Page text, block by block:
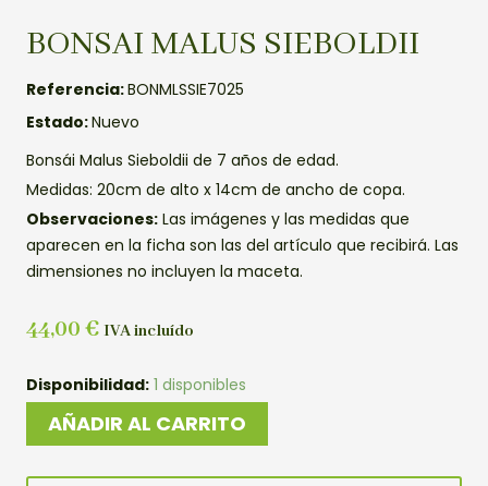
BONSAI MALUS SIEBOLDII
Referencia:BONMLSSIE7025
Estado:Nuevo
Bonsái Malus Sieboldii de 7 años de edad.
Medidas: 20cm de alto x 14cm de ancho de copa.
Observaciones: Las imágenes y las medidas que
aparecen en la ficha son las del artículo que recibirá. Las
dimensiones no incluyen la maceta.
44,00 € IVA incluído
Disponibilidad: 1 disponibles
BONSAI
MALUS
SIEBOLDII
AÑADIR AL CARRITO